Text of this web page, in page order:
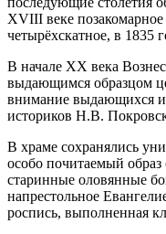
XVIII веке
четырёхскатное, в 1835
В начале XX века
выдающимся образцом
внимание выдающихся
историков Н.В.
В храме сохранялись
особо почитаемый
старинные оловянные
напрестольное
роспись, выполненная